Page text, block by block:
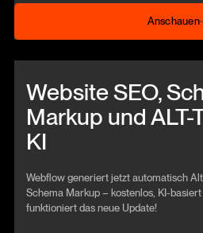
Anschauen
Anschauen
Website SEO,
Markup und ALT-
KI
Webflow generiert jetzt automatisch
Schema Markup – kostenlos, KI-
funktioniert das neue Update!